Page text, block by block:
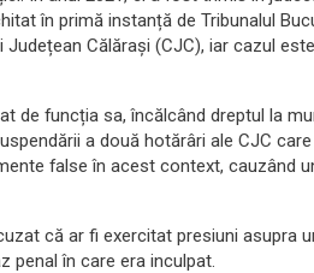
în primă instanță de Tribunalul
Călărași (CJC), iar cazul
de funcția sa, încălcând dreptul la
a două hotărâri ale CJC care
false în acest context, cauzând
că ar fi exercitat presiuni asupra
penal în care era inculpat.